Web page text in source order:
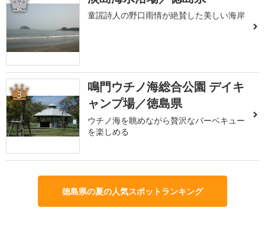
2
童謡詩人の野口雨情が絶賛した美しい海岸
3
鳴門ウチノ海総合公園 デイキ
ャンプ場／徳島県
ウチノ海を眺めながら贅沢なバーベキュー
を楽しめる
徳島県の夏の人気スポットランキング